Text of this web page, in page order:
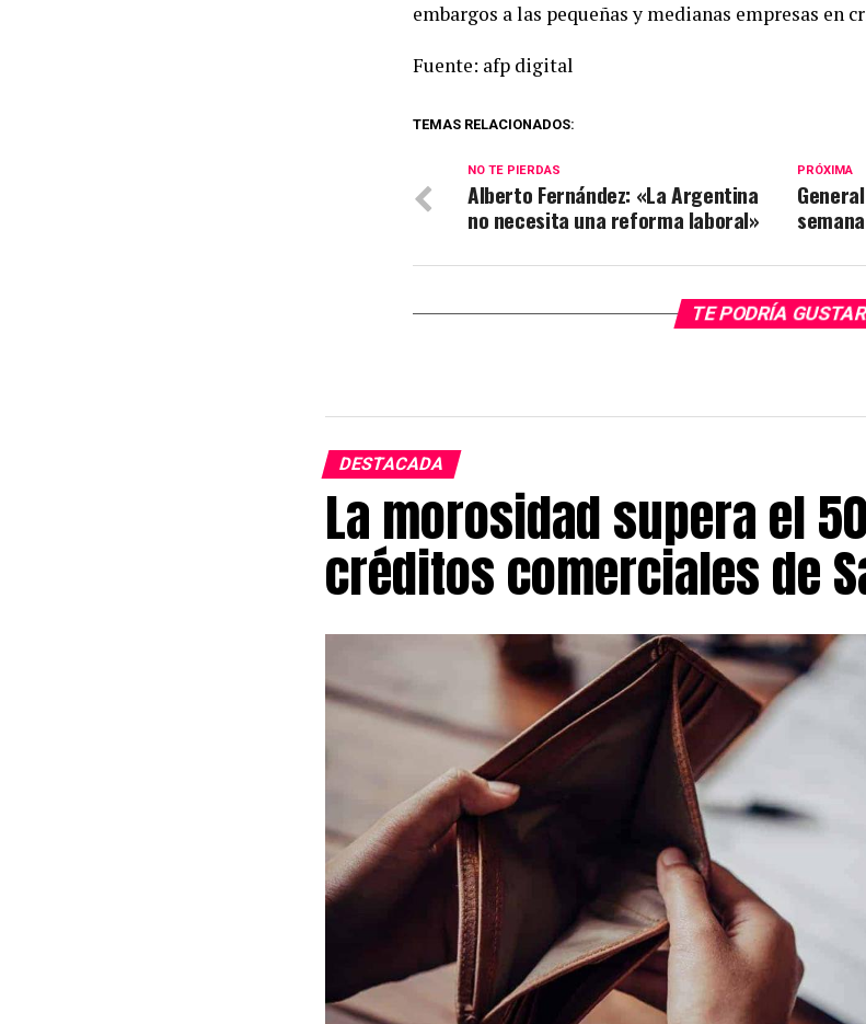
embargos a las pequeñas y medianas empresas en
Fuente: afp digital
TEMAS RELACIONADOS:
PRÓXIMA
NO TE PIERDAS
Alberto Fernández: «La Argentina
no necesita una reforma laboral»
TE PODRÍA
DESTACADA
La morosidad supera el
créditos comerciales de